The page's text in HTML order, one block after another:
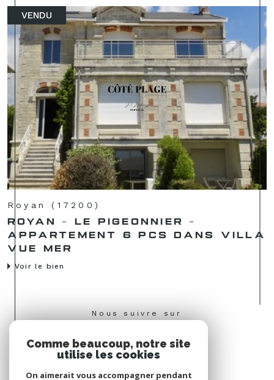
VENDU
Royan (17200)
ROYAN - LE PIGEONNIER -
APPARTEMENT 6 PCS DANS VILLA
VUE MER
Voir le bien
Nous suivre sur
Comme beaucoup, notre site
utilise les cookies
On aimerait vous accompagner pendant